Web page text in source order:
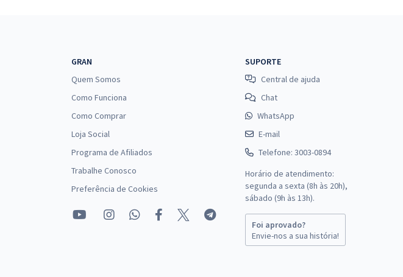
GRAN
Quem Somos
Como Funciona
Como Comprar
Loja Social
Programa de Afiliados
Trabalhe Conosco
Preferência de Cookies
SUPORTE
Central de ajuda
Chat
WhatsApp
E-mail
Telefone: 3003-0894
Horário de atendimento:
segunda a sexta (8h às 20h),
sábado (9h às 13h).
Foi aprovado?
Envie-nos a sua história!